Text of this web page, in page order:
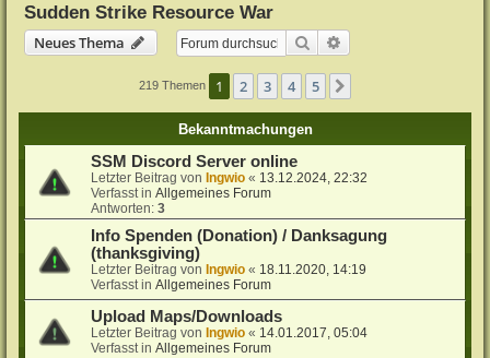
Sudden Strike Resource War
Neues Thema
Suche
219 Themen 1 2 3 4 5
Bekanntmachungen
SSM Discord Server online
Letzter Beitrag von Ingwio « 13.12.2024, 22:32
Verfasst inAllgemeines Forum
Antworten:3
Info Spenden (Donation) / Danksagung
(thanksgiving)
Letzter Beitrag von Ingwio « 18.11.2020, 14:19
Verfasst inAllgemeines Forum
Upload Maps/Downloads
Letzter Beitrag von Ingwio « 14.01.2017, 05:04
Verfasst inAllgemeines Forum